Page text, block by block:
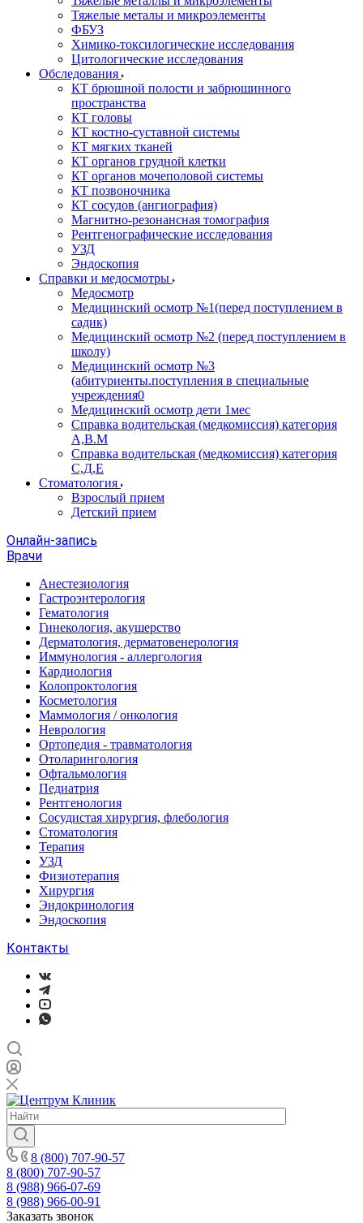
Тяжелые металы и микроэлементы
ФБУЗ
Химико-токсилогические исследования
Цитологические исследования
Обследования
КТ брюшной полости и забрюшинного
пространства
КТ головы
КТ костно-суставной системы
КТ мягких тканей
КТ органов грудной клетки
КТ органов мочеполовой системы
КТ позвоночника
КТ сосудов (ангиография)
Магнитно-резонансная томография
Рентгенографические исследования
УЗД
Эндоскопия
Справки и медосмотры
Медосмотр
Медицинский осмотр №1(перед поступлением в
садик)
Медицинский осмотр №2 (перед поступлением в
школу)
Медицинский осмотр №3
(абитуриенты.поступления в специальные
учреждения0
Медицинский осмотр дети 1мес
Справка водительская (медкомиссия) категория
А,В.М
Справка водительская (медкомиссия) категория
С,Д,Е
Стоматология
Взрослый прием
Детский прием
Онлайн-запись
Врачи
Анестезиология
Гастроэнтерология
Гематология
Гинекология, акушерство
Дерматология, дерматовенерология
Иммунология - аллергология
Кардиология
Колопроктология
Косметология
Маммология / онкология
Неврология
Ортопедия - травматология
Отоларингология
Офтальмология
Педиатрия
Рентгенология
Сосудистая хирургия, флебология
Стоматология
Терапия
УЗД
Физиотерапия
Хирургия
Эндокринология
Эндоскопия
Контакты
8 (800) 707-90-57
8 (800) 707-90-57
8 (988) 966-07-69
8 (988) 966-00-91
Заказать звонок